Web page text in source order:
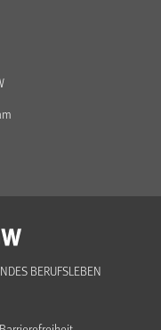
BERUFSLEBEN